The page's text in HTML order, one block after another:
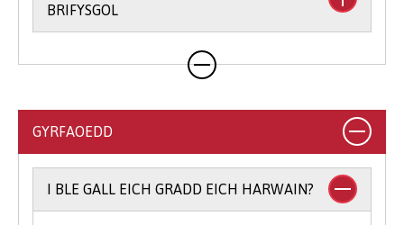
BRIFYSGOL
Rydym yn rhoi hyblygrwydd i chi o ran bodloni
ein gofynion mynediad ac yr ydym yn derbyn
cyrsiau gradd, byddwn yn derbyn cyfuniadau o
gymwysterau Lefel 3 amgen (gweler y cyrsiau
unigol am ragor o wybodaeth am gymwysterau
a dderbynnir).
GYRFAOEDD
I BLE GALL EICH GRADD EICH HARWAIN?